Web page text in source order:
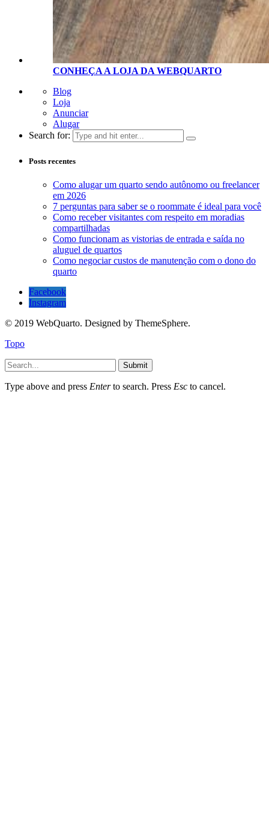
CONHEÇA A LOJA DA WEBQUARTO
Blog
Loja
Anunciar
Alugar
Search for:
Posts recentes
Como alugar um quarto sendo autônomo ou freelancer
em 2026
7 perguntas para saber se o roommate é ideal para você
Como receber visitantes com respeito em moradias
compartilhadas
Como funcionam as vistorias de entrada e saída no
aluguel de quartos
Como negociar custos de manutenção com o dono do
quarto
Facebook
Instagram
© 2019 WebQuarto. Designed by ThemeSphere.
Topo
Submit
Type above and press Enterto search. Press Esc to cancel.